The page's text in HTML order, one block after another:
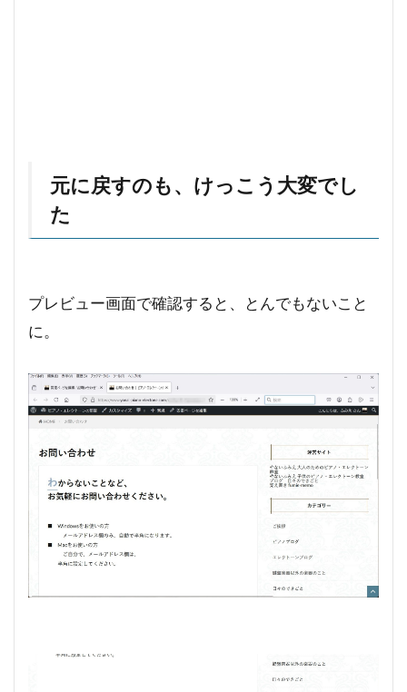
元に戻すのも、けっこう大変でし
た
プレビュー画面で確認すると、とんでもないこと
に。